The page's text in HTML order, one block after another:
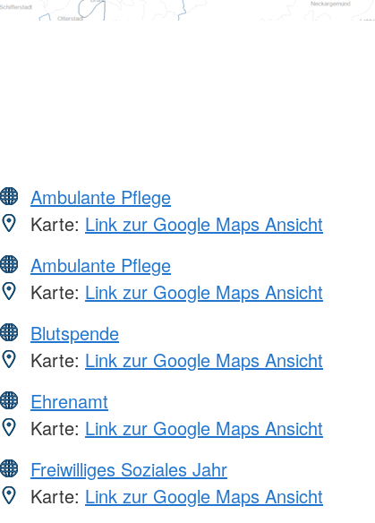
Ambulante Pflege
Karte: Link zur Google Maps Ansicht
Ambulante Pflege
Karte: Link zur Google Maps Ansicht
Blutspende
Karte: Link zur Google Maps Ansicht
Ehrenamt
Karte: Link zur Google Maps Ansicht
Freiwilliges Soziales Jahr
Karte: Link zur Google Maps Ansicht